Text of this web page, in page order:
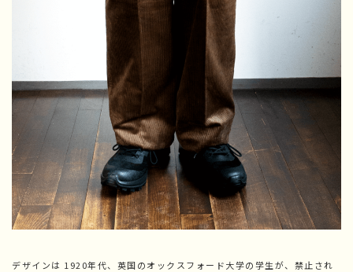
デザインは 1920年代、英国のオックスフォード大学の学生が、禁止され